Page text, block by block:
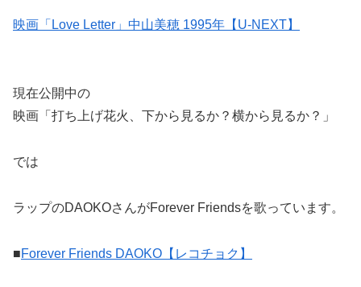
映画「Love Letter」中山美穂 1995年【U-NEXT】
現在公開中の
映画「打ち上げ花火、下から見るか？横から見るか？」
では
ラップのDAOKOさんがForever Friendsを歌っています。
■Forever Friends DAOKO【レコチョク】